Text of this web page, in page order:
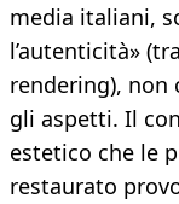
media italiani,
l’autenticità»
rendering), non
gli aspetti. Il
estetico che le
restaurato